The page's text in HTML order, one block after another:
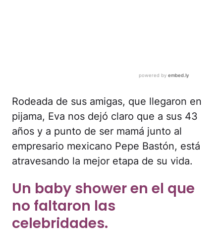
Rodeada de sus amigas, que llegaron en
pijama, Eva nos dejó claro que a sus 43
años y a punto de ser mamá junto al
empresario mexicano Pepe Bastón, está
atravesando la mejor etapa de su vida.
Un baby shower en el que
no faltaron las
celebridades.